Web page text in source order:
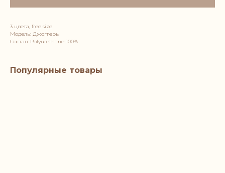
3 цвета, free size
Модель: Джоггеры
Состав: Polyurethane 100%
Популярные товары